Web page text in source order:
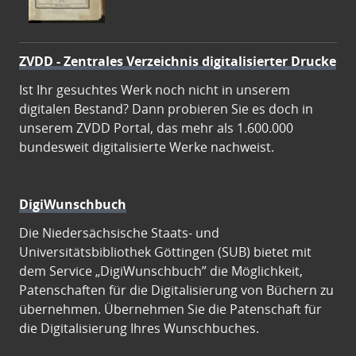
ZVDD - Zentrales Verzeichnis digitalisierter Drucke
Ist Ihr gesuchtes Werk noch nicht in unserem
digitalen Bestand? Dann probieren Sie es doch in
unserem ZVDD Portal, das mehr als 1.600.000
bundesweit digitalisierte Werke nachweist.
DigiWunschbuch
Die Niedersächsische Staats- und
Universitätsbibliothek Göttingen (SUB) bietet mit
dem Service „DigiWunschbuch” die Möglichkeit,
Patenschaften für die Digitalisierung von Büchern zu
übernehmen. Übernehmen Sie die Patenschaft für
die Digitalisierung Ihres Wunschbuches.